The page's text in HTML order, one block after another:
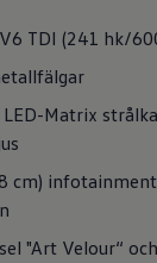
TDI (241 hk/
LED-Matrix
cm)
"Art Velour“